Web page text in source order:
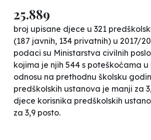
25.889
broj upisane djece u 321
(187 javnih, 134 privatnih) u 2017/
podaci su Ministarstva civilnih
kojima je njih 544 s poteškoćama u
odnosu na prethodnu školsku
predškolskih ustanova je manji za
djece korisnika predškolskih
za 3,9 posto.